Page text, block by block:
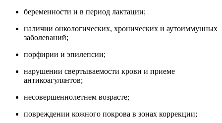
беременности и в период лактации;
наличии онкологических, хронических и аутоиммунных
заболеваний;
порфирии и эпилепсии;
нарушении свертываемости крови и приеме
антикоагулянтов;
несовершеннолетнем возрасте;
повреждении кожного покрова в зонах коррекции;